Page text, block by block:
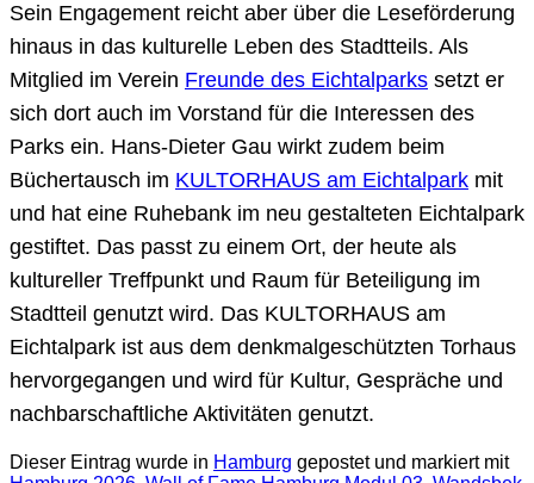
Sein Engagement reicht aber über die Leseförderung
hinaus in das kulturelle Leben des Stadtteils. Als
Mitglied im Verein Freunde des Eichtalparks setzt er
sich dort auch im Vorstand für die Interessen des
Parks ein. Hans-Dieter Gau wirkt zudem beim
Büchertausch im KULTORHAUS am Eichtalpark mit
und hat eine Ruhebank im neu gestalteten Eichtalpark
gestiftet. Das passt zu einem Ort, der heute als
kultureller Treffpunkt und Raum für Beteiligung im
Stadtteil genutzt wird. Das KULTORHAUS am
Eichtalpark ist aus dem denkmalgeschützten Torhaus
hervorgegangen und wird für Kultur, Gespräche und
nachbarschaftliche Aktivitäten genutzt.
Dieser Eintrag wurde in Hamburg gepostet und markiert mit